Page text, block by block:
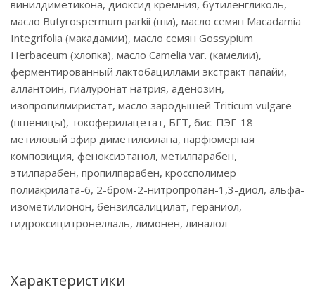
винилдиметикона, диоксид кремния, бутиленгликоль,
масло Butyrospermum parkii (ши), масло семян Macadamia
Integrifolia (макадамии), масло семян Gossypium
Herbaceum (хлопка), масло Camelia var. (камелии),
ферментированный лактобациллами экстракт папайи,
аллантоин, гиалуронат натрия, аденозин,
изопропилмиристат, масло зародышей Triticum vulgare
(пшеницы), токоферилацетат, БГТ, бис-ПЭГ-18
метиловый эфир диметилсилана, парфюмерная
композиция, феноксиэтанол, метилпарабен,
этилпарабен, пропилпарабен, кроссполимер
полиакрилата-6, 2-бром-2-нитропропан-1,3-диол, альфа-
изометилионон, бензилсалицилат, гераниол,
гидроксицитронеллаль, лимонен, линалол
Характеристики